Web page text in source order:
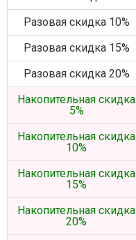
Разовая скидка 10%
Разовая скидка 15%
Разовая скидка 20%
Накопительная скидка
5%
Накопительная скидка
10%
Накопительная скидка
15%
Накопительная скидка
20%